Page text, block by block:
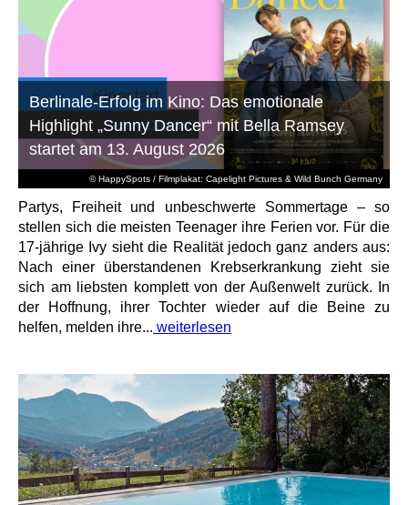
© HappySpots / Filmplakat: Capelight Pictures & Wild Bunch Germany
Berlinale-Erfolg im Kino: Das emotionale
Highlight „Sunny Dancer“ mit Bella Ramsey
startet am 13. August 2026
Partys, Freiheit und unbeschwerte Sommertage – so
stellen sich die meisten Teenager ihre Ferien vor. Für die
17-jährige Ivy sieht die Realität jedoch ganz anders aus:
Nach einer überstandenen Krebserkrankung zieht sie
sich am liebsten komplett von der Außenwelt zurück. In
der Hoffnung, ihrer Tochter wieder auf die Beine zu
helfen, melden ihre... weiterlesen